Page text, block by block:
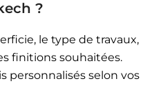
?
le type de travaux,
finitions souhaitées.
personnalisés selon vos